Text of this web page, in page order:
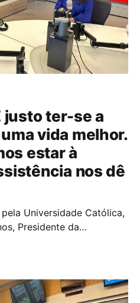
justo ter-se a
vida melhor.
estar à
nos dê
Universidade Católica,
Presidente da
do Projeto Social
enquanto "forma
que